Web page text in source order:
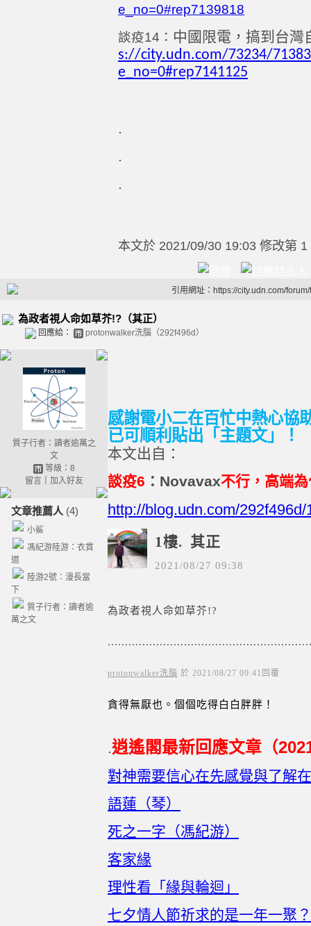
e_no=0#rep7139818
談疫14 ： 中國限電，搞到台灣
s://city.udn.com/73234/
e_no=0#rep7141125
.
.
.
本文於 2021/09/30 19:03 修改第 1
引用網址：https://city.udn.com/
為政者視人命如草芥!?（其正）
回應給： protonwalker洗腦（292f496d）
質子行者：讀者逾萬之
文
等級：8
留言｜ 加入好友
文章推薦人 (4)
小鯊
馮紀游陸游：衣貫
道
陸游2號：漫長當
下
質子行者：讀者逾
萬之文
感謝電小二在百忙中熱心協
已可順利貼出「主題文」！
本文出自：
談疫6 ： Novavax不行，高端
http://blog.udn.com/292f496d/
1樓. 其正
2021 /08/27 09:38
為政者視人命如草芥!?
protonwalker洗腦 於 2021/08/27 09:41 回覆
貪得無厭也。個個吃得白白胖胖！
.逍遙閣最新回應文章（
對神需要信心在先感覺與了解
語蓮（琴）
死之一字（馮紀游）
客家緣
理性看「緣與輪迴」
七夕情人節祈求的是一年一聚？